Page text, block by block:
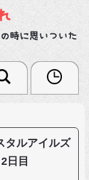
時に思いついた
タルアイルズ
日目